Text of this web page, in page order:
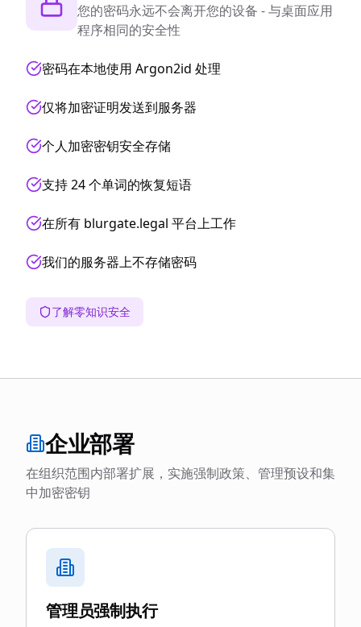
您的密码永远不会离开您的设备 - 与桌面应用
程序相同的安全性
密码在本地使用 Argon2id 处理
仅将加密证明发送到服务器
个人加密密钥安全存储
支持 24 个单词的恢复短语
在所有 blurgate.legal 平台上工作
我们的服务器上不存储密码
了解零知识安全
企业部署
在组织范围内部署扩展，实施强制政策、管理预设和集
中加密密钥
管理员强制执行